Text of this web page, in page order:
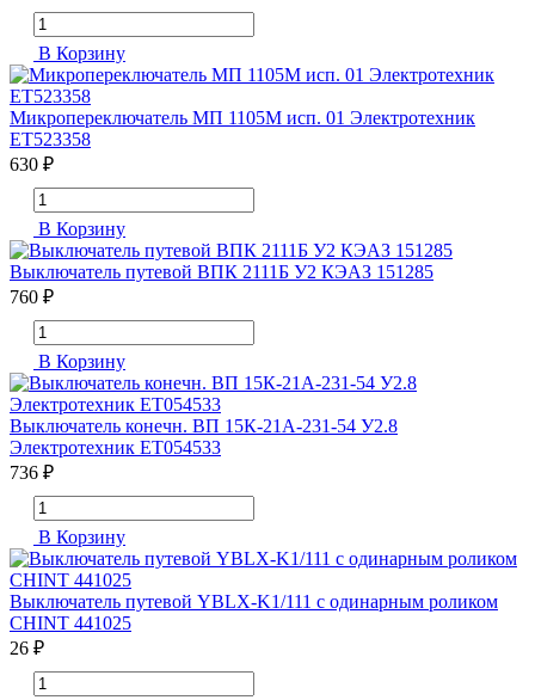
В Корзину
Микропереключатель МП 1105М исп. 01 Электротехник
ET523358
630 ₽
В Корзину
Выключатель путевой ВПК 2111Б У2 КЭАЗ 151285
760 ₽
В Корзину
Выключатель конечн. ВП 15К-21А-231-54 У2.8
Электротехник ET054533
736 ₽
В Корзину
Выключатель путевой YBLX-K1/111 с одинарным роликом
CHINT 441025
26 ₽